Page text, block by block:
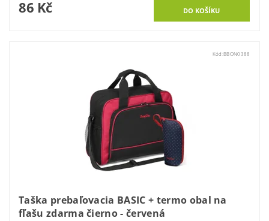
86 Kč
Kód:BBON0388
Taška prebaľovacia BASIC + termo obal na
fľašu zdarma čierno - červená